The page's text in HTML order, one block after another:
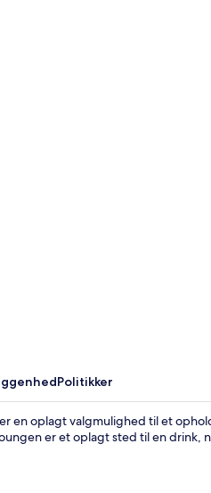
Politikker
en oplagt valgmulighed til et
er et oplagt sted til en drink,